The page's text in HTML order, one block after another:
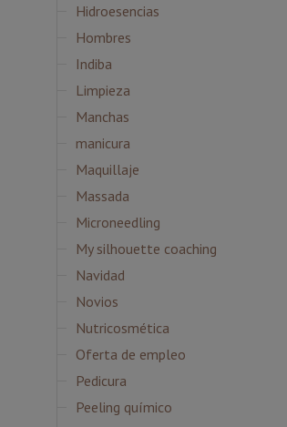
Hidroesencias
Hombres
Indiba
Limpieza
Manchas
manicura
Maquillaje
Massada
Microneedling
My silhouette coaching
Navidad
Novios
Nutricosmética
Oferta de empleo
Pedicura
Peeling químico